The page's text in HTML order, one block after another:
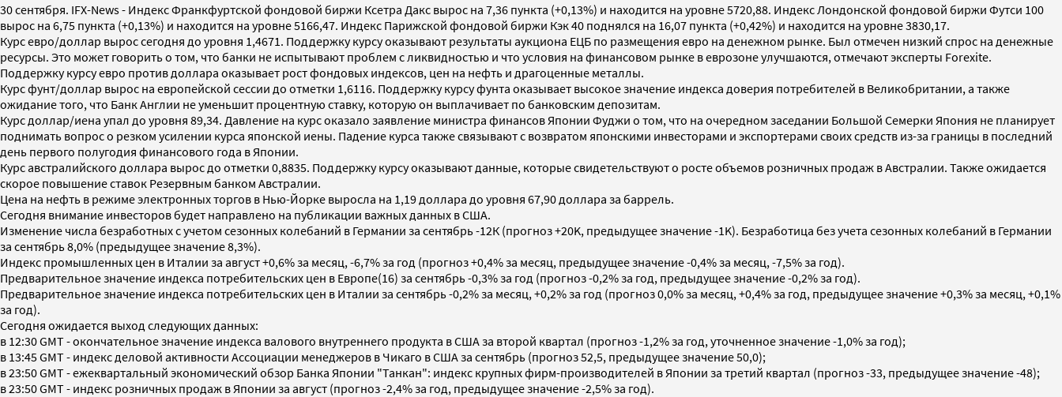
30 сентября. IFX-News - Индекс Франкфуртской фондовой биржи Ксетра Дакс вырос на 7,36 пункта (+0,13%) и находится на уровне 5720,88. Индекс Лондонской фондовой биржи Футси 100
вырос на 6,75 пункта (+0,13%) и находится на уровне 5166,47. Индекс Парижской фондовой биржи Кэк 40 поднялся на 16,07 пункта (+0,42%) и находится на уровне 3830,17.
Курс евро/доллар вырос сегодня до уровня 1,4671. Поддержку курсу оказывают результаты аукциона ЕЦБ по размещения евро на денежном рынке. Был отмечен низкий спрос на денежные
ресурсы. Это может говорить о том, что банки не испытывают проблем с ликвидностью и что условия на финансовом рынке в еврозоне улучшаются, отмечают эксперты Forexite.
Поддержку курсу евро против доллара оказывает рост фондовых индексов, цен на нефть и драгоценные металлы.
Курс фунт/доллар вырос на европейской сессии до отметки 1,6116. Поддержку курсу фунта оказывает высокое значение индекса доверия потребителей в Великобритании, а также
ожидание того, что Банк Англии не уменьшит процентную ставку, которую он выплачивает по банковским депозитам.
Курс доллар/иена упал до уровня 89,34. Давление на курс оказало заявление министра финансов Японии Фуджи о том, что на очередном заседании Большой Семерки Япония не планирует
поднимать вопрос о резком усилении курса японской иены. Падение курса также связывают с возвратом японскими инвесторами и экспортерами своих средств из-за границы в последний
день первого полугодия финансового года в Японии.
Курс австралийского доллара вырос до отметки 0,8835. Поддержку курсу оказывают данные, которые свидетельствуют о росте объемов розничных продаж в Австралии. Также ожидается
скорое повышение ставок Резервным банком Австралии.
Цена на нефть в режиме электронных торгов в Нью-Йорке выросла на 1,19 доллара до уровня 67,90 доллара за баррель.
Сегодня внимание инвесторов будет направлено на публикации важных данных в США.
Изменение числа безработных с учетом сезонных колебаний в Германии за сентябрь -12К (прогноз +20K, предыдущее значение -1K). Безработица без учета сезонных колебаний в Германии
за сентябрь 8,0% (предыдущее значение 8,3%).
Индекс промышленных цен в Италии за август +0,6% за месяц, -6,7% за год (прогноз +0,4% за месяц, предыдущее значение -0,4% за месяц, -7,5% за год).
Предварительное значение индекса потребительских цен в Европе(16) за сентябрь -0,3% за год (прогноз -0,2% за год, предыдущее значение -0,2% за год).
Предварительное значение индекса потребительских цен в Италии за сентябрь -0,2% за месяц, +0,2% за год (прогноз 0,0% за месяц, +0,4% за год, предыдущее значение +0,3% за месяц, +0,1%
за год).
Сегодня ожидается выход следующих данных:
в 12:30 GMT - окончательное значение индекса валового внутреннего продукта в США за второй квартал (прогноз -1,2% за год, уточненное значение -1,0% за год);
в 13:45 GMT - индекс деловой активности Ассоциации менеджеров в Чикаго в США за сентябрь (прогноз 52,5, предыдущее значение 50,0);
в 23:50 GMT - ежеквартальный экономический обзор Банка Японии "Танкан": индекс крупных фирм-производителей в Японии за третий квартал (прогноз -33, предыдущее значение -48);
в 23:50 GMT - индекс розничных продаж в Японии за август (прогноз -2,4% за год, предыдущее значение -2,5% за год).